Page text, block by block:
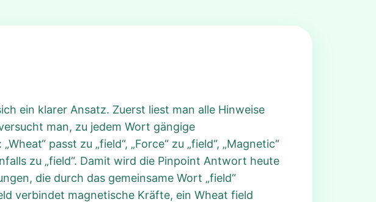
ein klarer Ansatz. Zuerst liest man alle Hinweise
versucht man, zu jedem Wort gängige
passt zu „field“, „Force“ zu „field“, „Magnetic“
zu „field“. Damit wird die Pinpoint Antwort heute
die durch das gemeinsame Wort „field“
verbindet magnetische Kräfte, ein Wheat field